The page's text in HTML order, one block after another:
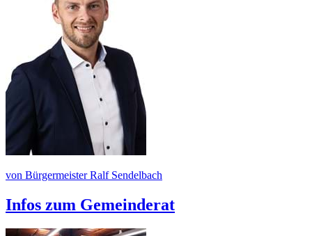
von Bürgermeister Ralf Sendelbach
Infos zum Gemeinderat